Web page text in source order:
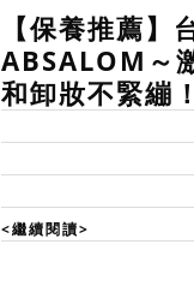
【保養推薦】
ABSALOM～
和卸妝不緊繃！
<繼續閱讀>